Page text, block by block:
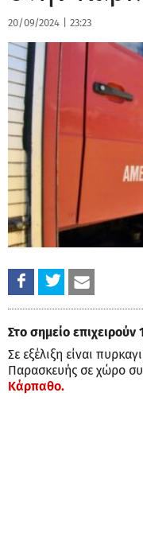
20/09/2024 23:23
Στο σημείο
Σε εξέλιξη είναι
Παρασκευής σε χώρο
Κάρπαθο.